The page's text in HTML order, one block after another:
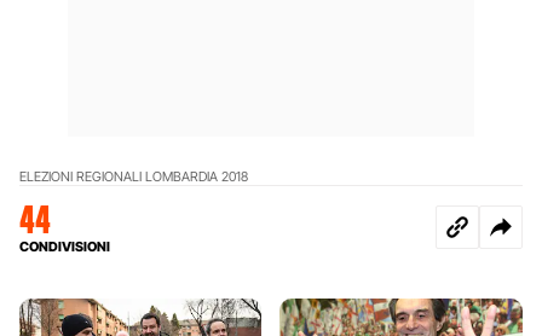
ELEZIONI REGIONALI LOMBARDIA 2018
44
CONDIVISIONI